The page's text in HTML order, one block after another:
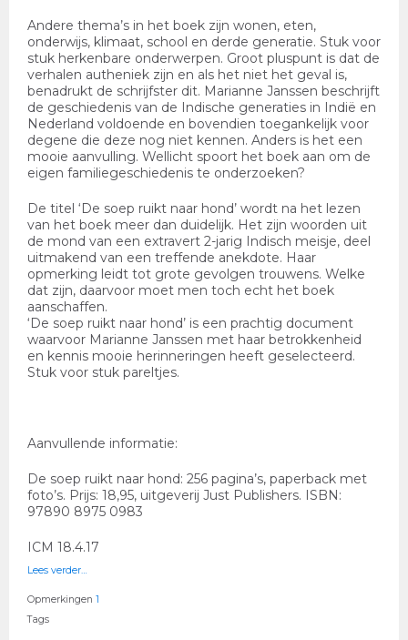
Andere thema’s in het boek zijn wonen, eten,
onderwijs, klimaat, school en derde generatie. Stuk voor
stuk herkenbare onderwerpen. Groot pluspunt is dat de
verhalen autheniek zijn en als het niet het geval is,
benadrukt de schrijfster dit. Marianne Janssen beschrijft
de geschiedenis van de Indische generaties in Indië en
Nederland voldoende en bovendien toegankelijk voor
degene die deze nog niet kennen. Anders is het een
mooie aanvulling. Wellicht spoort het boek aan om de
eigen familiegeschiedenis te onderzoeken?
De titel ‘De soep ruikt naar hond’ wordt na het lezen
van het boek meer dan duidelijk. Het zijn woorden uit
de mond van een extravert 2-jarig Indisch meisje, deel
uitmakend van een treffende anekdote. Haar
opmerking leidt tot grote gevolgen trouwens. Welke
dat zijn, daarvoor moet men toch echt het boek
aanschaffen.
‘De soep ruikt naar hond’ is een prachtig document
waarvoor Marianne Janssen met haar betrokkenheid
en kennis mooie herinneringen heeft geselecteerd.
Stuk voor stuk pareltjes.
Aanvullende informatie:
De soep ruikt naar hond: 256 pagina’s, paperback met
foto’s. Prijs: 18,95, uitgeverij Just Publishers. ISBN:
97890 8975 0983
ICM 18.4.17
Lees verder…
Opmerkingen 1
Tags